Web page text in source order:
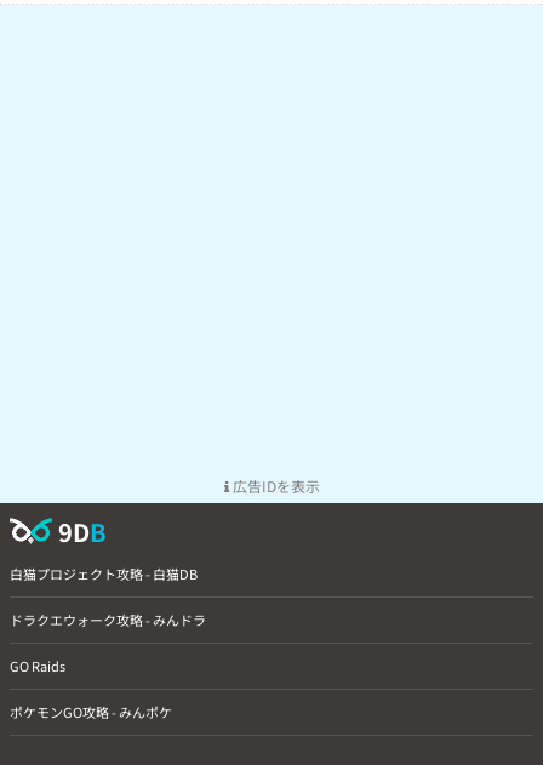
広告IDを表示
9DB
白猫プロジェクト攻略 - 白猫DB
ドラクエウォーク攻略 - みんドラ
GO Raids
ポケモンGO攻略 - みんポケ